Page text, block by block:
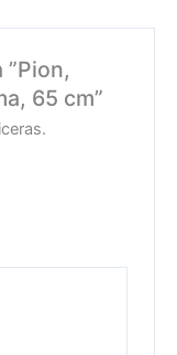
65 cm”